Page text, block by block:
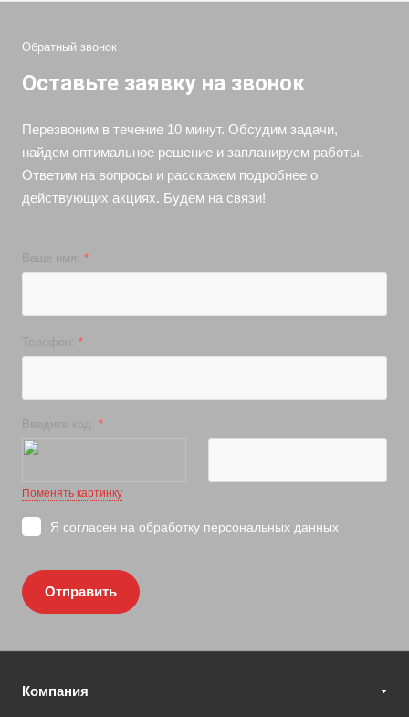
Обратный звонок
Оставьте заявку на звонок
Перезвоним в течение 10 минут. Обсудим задачи,
найдем оптимальное решение и запланируем работы.
Ответим на вопросы и расскажем подробнее о
действующих акциях. Будем на связи!
Ваше имя: *
Телефон: *
Введите код: *
Поменять картинку
Я согласен на обработку персональных данных
Отправить
Компания